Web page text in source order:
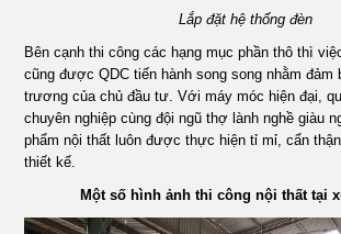
Lắp đặt hệ thống đèn
Bên cạnh thi công các hạng mục phần thô thì
cũng được QDC tiến hành song song nhằm đảm
trương của chủ đầu tư. Với máy móc hiện đại,
chuyên nghiệp cùng đội ngũ thợ lành nghề giàu
phẩm nội thất luôn được thực hiện tỉ mỉ, cẩn
thiết kế.
Một số hình ảnh thi công nội thất tại